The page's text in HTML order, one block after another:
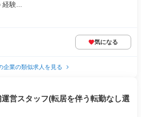
験...
気になる
企業の類似求人を見る
営スタッフ(転居を伴う転勤なし選